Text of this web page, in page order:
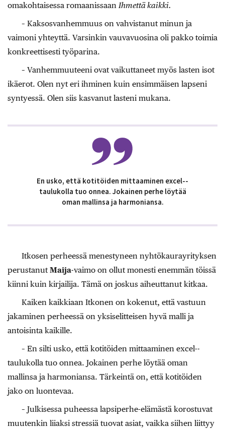
omakohtaisessa romaanissaan Ihmettä kaikki.
– Kaksosvanhemmuus on vahvistanut minun ja
vaimoni yhteyttä. Varsinkin vauvavuosina oli pakko toimia
konkreettisesti työparina.
– Vanhemmuuteeni ovat vaikuttaneet myös lasten isot
ikäerot. Olen nyt eri ihminen kuin ensimmäisen lapseni
syntyessä. Olen siis kasvanut lasteni mukana.
En usko, että kotitöiden mittaaminen excel-­
taulukolla tuo onnea. Jokainen perhe löytää
oman mallinsa ja harmoniansa.
Itkosen perheessä menestyneen nyhtökaura­yrityksen
perustanut Maija-vaimo on ollut monesti enemmän töissä
kiinni kuin kirjailija. Tämä on joskus aiheuttanut kitkaa.
Kaiken kaikkiaan Itkonen on kokenut, että vastuun
jakaminen perheessä on yksiselitteisen hyvä malli ja
antoisinta kaikille.
– En silti usko, että kotitöiden mittaaminen excel-­
taulukolla tuo onnea. Jokainen perhe löytää oman
mallinsa ja harmoniansa. Tärkeintä on, että kotitöiden
jako on luontevaa.
– Julkisessa puheessa lapsiperhe-elämästä korostuvat
muutenkin liiaksi stressiä tuovat asiat, vaikka siihen liittyy